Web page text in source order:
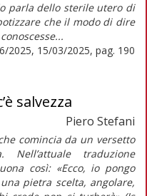
parla dello sterile utero di
che il modo di dire
2025, 15/03/2025, pag. 190
salvezza
Piero Stefani
comincia da un versetto
traduzione
così: «Ecco, io pongo
pietra scelta, angolare,